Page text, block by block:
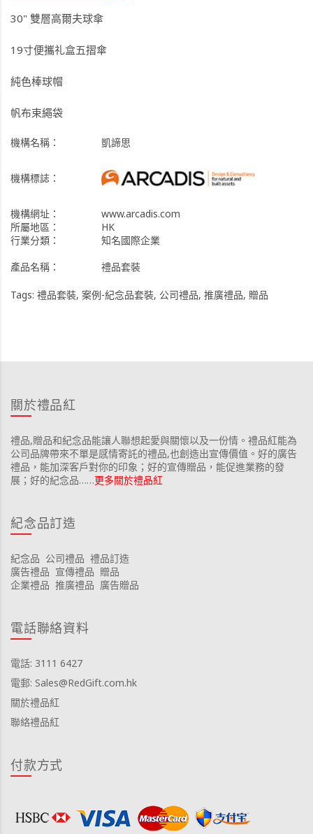
30" 雙層高爾夫球傘
19寸便攜礼盒五摺傘
純色棒球帽
帆布束繩袋
機構名稱： 凱諦思
機構標誌：
機構網址：
www.arcadis.com
所屬地區：
HK
行業分類：
知名國際企業
產品名稱：
禮品套裝
Tags: 禮品套裝, 案例-紀念品套裝, 公司禮品, 推廣禮品, 贈品
關於禮品紅
禮品,贈品和紀念品能讓人聯想起愛與關懷以及一份情。禮品紅能為
公司品牌帶來不單是感情寄託的禮品,也創造出宣傳價值。好的廣告
禮品，能加深客戶對你的印象；好的宣傳贈品，能促進業務的發
展；好的紀念品……更多關於禮品紅
紀念品訂造
紀念品 公司禮品 禮品訂造
廣告禮品 宣傳禮品 贈品
企業禮品 推廣禮品 廣告贈品
電話聯絡資料
電話: 3111 6427
電郵: Sales@RedGift.com.hk
關於禮品紅
聯絡禮品紅
付款方式